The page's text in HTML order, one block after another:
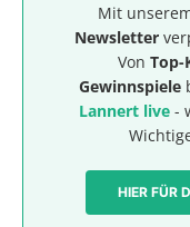
Mit
Newsletter
Von Top-
Gewinnspiele
Lannert live-
HIER FÜR